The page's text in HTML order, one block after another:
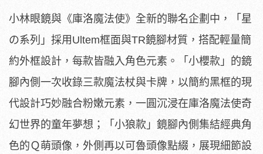
小林眼鏡與《庫洛魔法使》全新的聯名企劃中，「星
の系列」採用Ultem框面與TR鏡腳材質，搭配輕量簡
約外框設計，每款皆融入角色元素。「小櫻款」的鏡
腳內側一次收錄三款魔法杖與卡牌，以簡約黑框的現
代設計巧妙融合粉嫩元素，一圓沉浸在庫洛魔法使奇
幻世界的童年夢想；「小狼款」鏡腳內側集結經典角
色的Ｑ萌頭像，外側再以可魯頭像點綴，展現細節設